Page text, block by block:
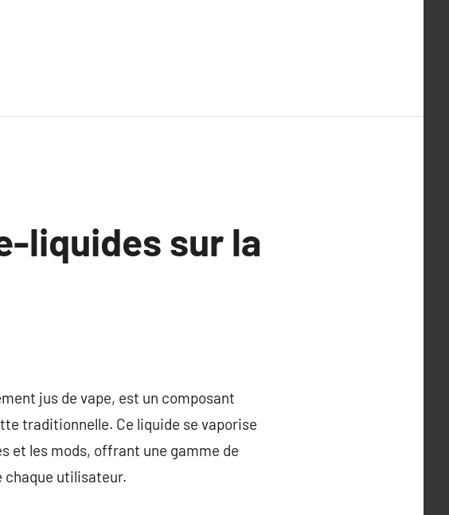
liquides sur la
jus de vape, est un composant
traditionnelle. Ce liquide se vaporise
et les mods, offrant une gamme de
chaque utilisateur.